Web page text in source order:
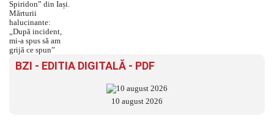
BZI - EDITIA DIGITALĂ - PDF
10 august 2026